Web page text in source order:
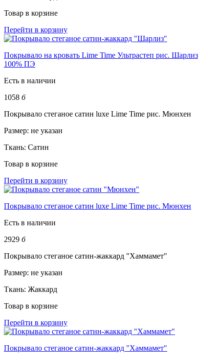
Товар в корзине
Перейти в корзину
Покрывало на кровать Lime Time Ультрастеп рис. Шарлиз
100% ПЭ
Есть в наличии
1058 б
Покрывало стеганое сатин luxe Lime Time рис. Мюнхен
Размер: не указан
Ткань: Сатин
Товар в корзине
Перейти в корзину
Покрывало стеганое сатин luxe Lime Time рис. Мюнхен
Есть в наличии
2929 б
Покрывало стеганое сатин-жаккард "Хаммамет"
Размер: не указан
Ткань: Жаккард
Товар в корзине
Перейти в корзину
Покрывало стеганое сатин-жаккард "Хаммамет"